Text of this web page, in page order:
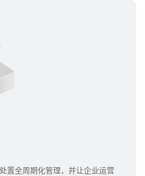
置全周期化管理，并让企业运营